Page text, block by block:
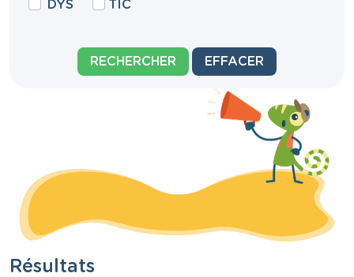
DYS TIC
RECHERCHER EFFACER
Résultats